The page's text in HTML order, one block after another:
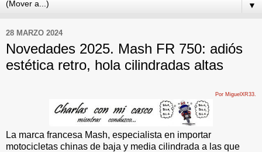
▼
28 MARZO 2024
Novedades 2025. Mash FR 750: adiós
estética retro, hola cilindradas altas
Por MiguelXR33.
La marca francesa Mash, especialista en importar
motocicletas chinas de baja y media cilindrada a las que